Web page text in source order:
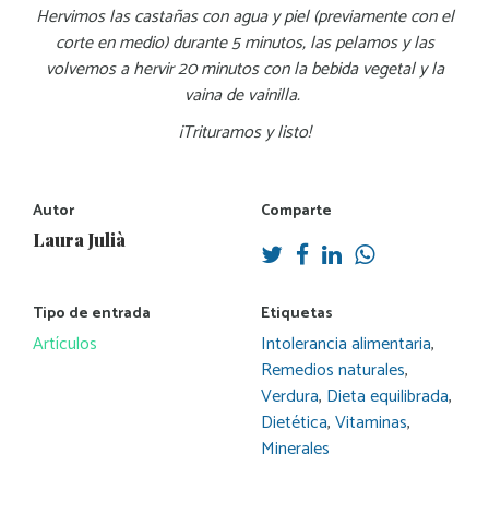
Autor
Laura Julià
Comparte
Tipo de entrada
Artículos
Etiquetas
Intolerancia alimentaria,
Remedios naturales,
Verdura, Dieta equilibrada,
Dietética,Vitaminas,
Minerales
Hervimos las castañas con agua y piel (previamente con el
corte en medio) durante 5 minutos, las pelamos y las
volvemos a hervir 20 minutos con la bebida vegetal y la
vaina de vainilla.
¡Trituramos y listo!